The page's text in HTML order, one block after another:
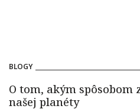
BLOGY